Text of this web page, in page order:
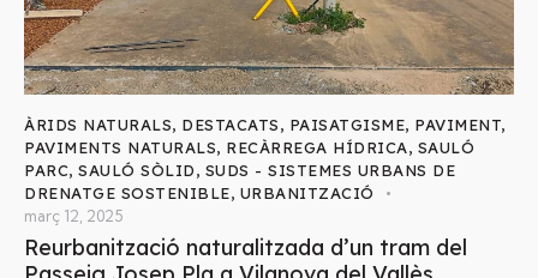
ÀRIDS NATURALS, DESTACATS, PAISATGISME, PAVIMENT,
PAVIMENTS NATURALS, RECÀRREGA HÍDRICA, SAULÓ
PARC, SAULÓ SÒLID, SUDS - SISTEMES URBANS DE
DRENATGE SOSTENIBLE, URBANITZACIÓ
març 12, 2025
Reurbanització naturalitzada d’un tram del